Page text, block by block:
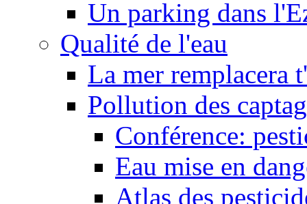
Un parking dans
Qualité de l'eau
La mer remplacera
Pollution des
Conférence:
Eau mise en
Atlas des